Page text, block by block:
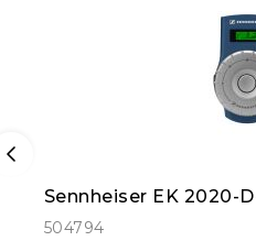
обробка
та
Sennheiser EK 2020-
504794